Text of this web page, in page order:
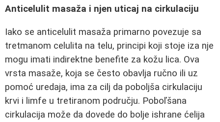
Anticelulit masaža i njen uticaj na cirkulaciju
Iako se anticelulit masaža primarno povezuje sa
tretmanom celulita na telu, principi koji stoje iza nje
mogu imati indirektne benefite za kožu lica. Ova
vrsta masaže, koja se često obavlja ručno ili uz
pomoć uredaja, ima za cilj da poboljša cirkulaciju
krvi i limfe u tretiranom području. Poboľšana
cirkulacija može da dovede do bolje ishrane ćelija